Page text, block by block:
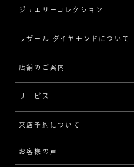
婚約指輪（エンゲージリング）
[素材から選ぶ]
プラチナ
イエローゴールド
コンビネーション
[フォルムから選ぶ]
ジュエリーコレクション
ジュエリーコレクショントップ
ジュエリー一覧
リング
ネックレス/ペンダント
ピアス/イヤリング
ラザール ダイヤモンドについて
ラザール ダイヤモンドについて
品質
歴史
企業の取り組み
店舗のご案内
サービス
サービスについて
アフターサービス
来店予約について
お客様の声